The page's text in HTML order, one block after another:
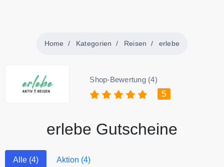
Home Kategorien Reisen erlebe
Shop-Bewertung (4)
5
erlebe Gutscheine
Alle (4) Aktion (4)